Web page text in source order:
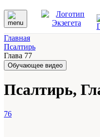
Главная
Псалтирь
Глава 77
Обучающее видео
Псалтирь,
76